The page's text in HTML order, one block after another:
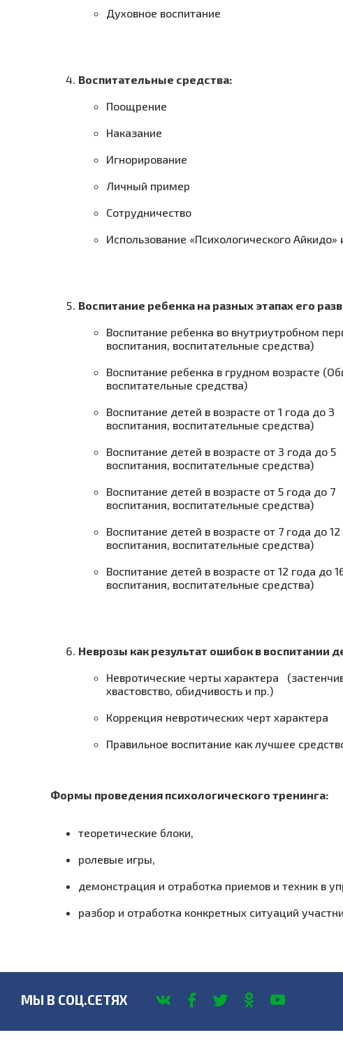
Духовное воспитание
Воспитательные средства:
Поощрение
Наказание
Игнорирование
Личный пример
Сотрудничество
Использование «Психологического
Воспитание ребенка на разных этапах его
Воспитание ребенка во внутриутробном
воспитания, воспитательные средства)
Воспитание ребенка в грудном возрасте
воспитательные средства)
Воспитание детей в возрасте от 1 года до
воспитания, воспитательные средства)
Воспитание детей в возрасте от 3 года до
воспитания, воспитательные средства)
Воспитание детей в возрасте от 5 года до
воспитания, воспитательные средства)
Воспитание детей в возрасте от 7 года до
воспитания, воспитательные средства)
Воспитание детей в возрасте от 12 года
воспитания, воспитательные средства)
Неврозы как результат ошибок в воспитании
Невротические черты характера
хвастовство, обидчивость и пр.)
Коррекция невротических черт характера
Правильное воспитание как лучшее
Формы проведения психологического тренинга:
теоретические блоки,
ролевые игры,
демонстрация и отработка приемов и техник в
разбор и отработка конкретных ситуаций
МЫ В СОЦ.СЕТЯХ